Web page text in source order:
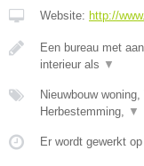
Website: http://
Een bureau met
interieur als ▼
Nieuwbouw
Herbestemming, ▼
Er wordt gewerkt